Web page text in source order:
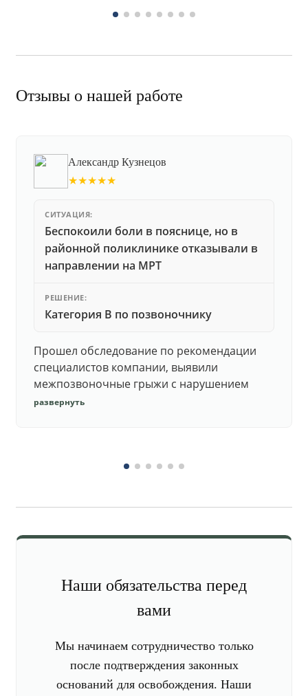
Отзывы о нашей работе
Александр Кузнецов
★★★★★
СИТУАЦИЯ:
Беспокоили боли в пояснице, но в
районной поликлинике отказывали в
направлении на МРТ
РЕШЕНИЕ:
Категория В по позвоночнику
Прошел обследование по рекомендации
специалистов компании, выявили
межпозвоночные грыжи с нарушением
функций. Юристы подготовили документы,
развернуть
Наши обязательства перед
вами
Мы начинаем сотрудничество только
после подтверждения законных
оснований для освобождения. Наши